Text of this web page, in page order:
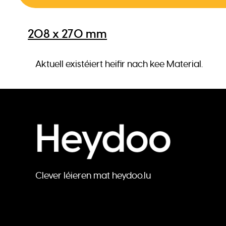
208 x 270 mm
Aktuell existéiert heifir nach kee Material.
Clever léieren mat heydoo.lu